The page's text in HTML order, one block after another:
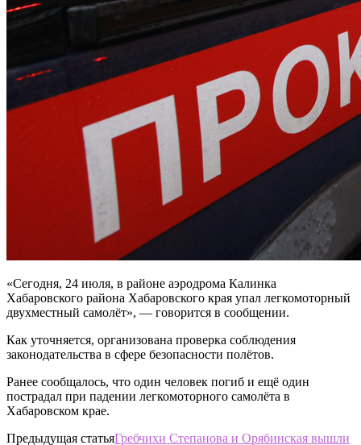
«Сегодня, 24 июля, в районе аэродрома Калинка
Хабаровского района Хабаровского края упал легкомоторный
двухместный самолёт», — говорится в сообщении.
Как уточняется, организована проверка соблюдения
законодательства в сфере безопасности полётов.
Ранее сообщалось, что один человек погиб и ещё один
пострадал при падении легкомоторного самолёта в
Хабаровском крае.
Предыдущая статьяГребчихи Степанова и Орябинская вышли